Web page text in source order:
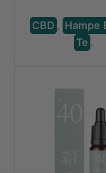
CBD , Hampe
Te .